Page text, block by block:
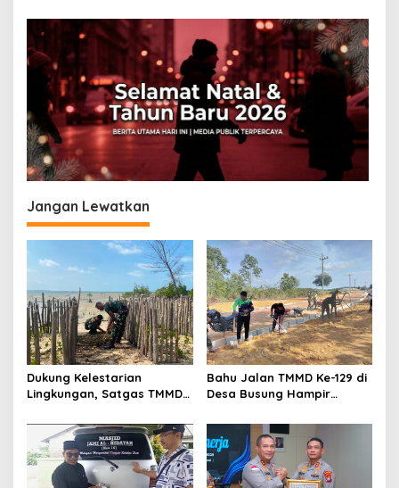
a
s
p
o
s
Jangan Lewatkan
Dukung Kelestarian
Lingkungan, Satgas TMMD
Penanaman Mangrove.
Bahu Jalan TMMD Ke-129 di
Desa Busung Hampir
Tembus 97 Persen